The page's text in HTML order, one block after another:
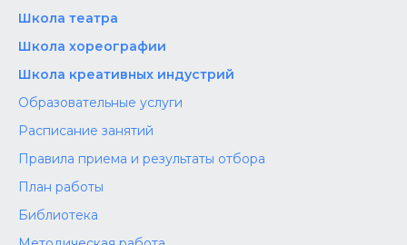
Школа‌‌‌‌ театра
Школа хореографии
Школа креативных индустрий
Образовательные услуги
Расписание занятий
Правила приема и результаты отбора
План работы
Библиотека